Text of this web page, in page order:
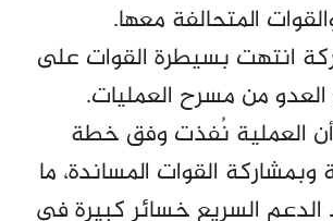
المتحالفة معها.
انتهت بسيطرة القوات على
العدو من مسرح العمليات.
أن العملية نُفذت وفق خطة
القوات المساندة، ما
السريع خسائر كبيرة في